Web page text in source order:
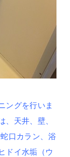
ングを行いま
、天井、壁、
口カラン、浴
ドイ水垢（ウ